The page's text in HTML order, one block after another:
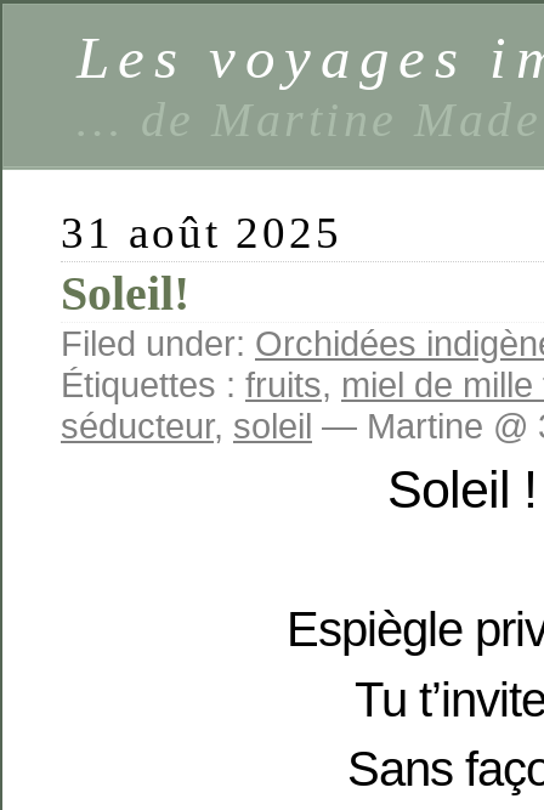
Les voyages
… de Martine
31 août 2025
Soleil!
Filed under: Orchidées
Étiquettes : fruits, miel de
séducteur, soleil — Martine @
Soleil !
Espiègle
Tu
Sans